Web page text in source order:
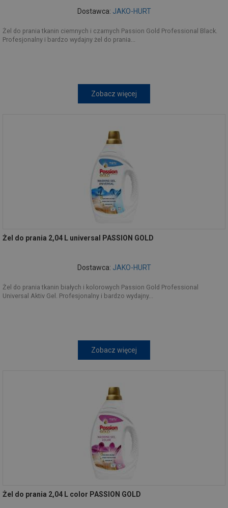
Dostawca: JAKO-HURT
Żel do prania tkanin ciemnych i czarnych Passion Gold Professional Black.
Profesjonalny i bardzo wydajny żel do prania...
Zobacz więcej
Żel do prania 2,04 L universal PASSION GOLD
Dostawca: JAKO-HURT
Żel do prania tkanin białych i kolorowych Passion Gold Professional
Universal Aktiv Gel. Profesjonalny i bardzo wydajny...
Zobacz więcej
Żel do prania 2,04 L color PASSION GOLD